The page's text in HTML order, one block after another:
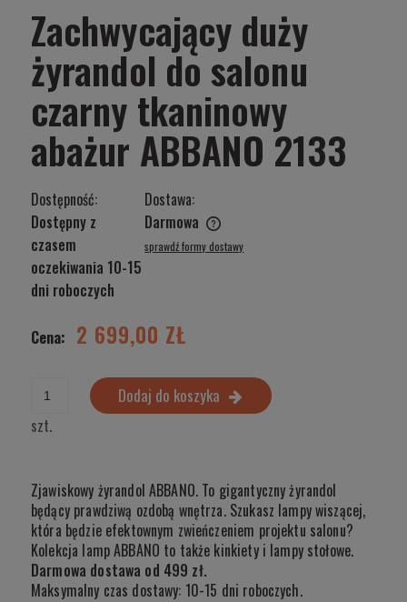
Zachwycający duży
żyrandol do salonu
czarny tkaninowy
abażur ABBANO 2133
Dostępność:
Dostępny z
czasem
oczekiwania 10-15
dni roboczych
Dostawa:
Darmowa
Cena nie zawiera ewentualnych kosztów płatności
sprawdź formy dostawy
Cena: 2 699,00 ZŁ
szt.
Dodaj do koszyka
Zjawiskowy żyrandol ABBANO. To gigantyczny żyrandol
będący prawdziwą ozdobą wnętrza. Szukasz lampy wiszącej,
która będzie efektownym zwieńczeniem projektu salonu?
Kolekcja lamp ABBANO to także kinkiety i lampy stołowe.
Darmowa dostawa od 499 zł.
Maksymalny czas dostawy: 10-15 dni roboczych.